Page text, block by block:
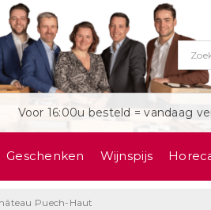
Voor 16:00u besteld = vandaag
Geschenken Wijnspijs
Puech-Haut